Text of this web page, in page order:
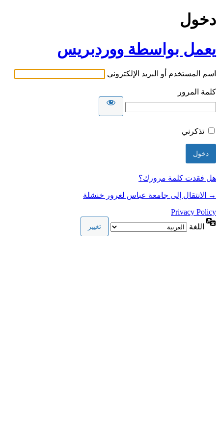
دخول
يعمل بواسطة ووردبريس
اسم المستخدم أو البريد الإلكتروني
كلمة المرور
تذكرني
هل فقدت كلمة مرورك؟
→ الانتقال إلى جامعة عباس لغرور خنشلة
Privacy Policy
اللغة